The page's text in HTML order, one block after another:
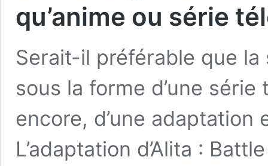
qu’anime ou série
Serait-il préférable que la
sous la forme d’une
encore, d’une adaptation
L’adaptation d’Alita :